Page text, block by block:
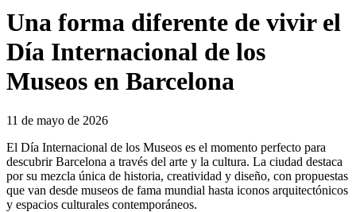
Una forma diferente de vivir el
Día Internacional de los
Museos en Barcelona
11 de mayo de 2026
El Día Internacional de los Museos es el momento perfecto para
descubrir Barcelona a través del arte y la cultura. La ciudad destaca
por su mezcla única de historia, creatividad y diseño, con propuestas
que van desde museos de fama mundial hasta iconos arquitectónicos
y espacios culturales contemporáneos.